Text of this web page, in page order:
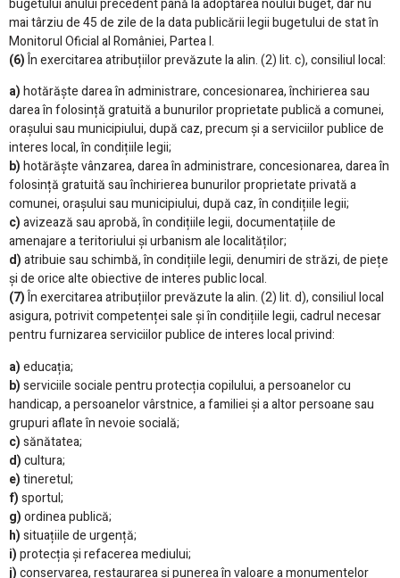
bugetului anului precedent până la adoptarea noului buget, dar nu
mai târziu de 45 de zile de la data publicării legii bugetului de stat în
Monitorul Oficial al României, Partea I.
(6)În exercitarea atribuțiilor prevăzute la alin. (2) lit. c), consiliul local:
a)hotărăște darea în administrare, concesionarea, închirierea sau
darea în folosință gratuită a bunurilor proprietate publică a comunei,
orașului sau municipiului, după caz, precum și a serviciilor publice de
interes local, în condițiile legii;
b)hotărăște vânzarea, darea în administrare, concesionarea, darea în
folosință gratuită sau închirierea bunurilor proprietate privată a
comunei, orașului sau municipiului, după caz, în condițiile legii;
c)avizează sau aprobă, în condițiile legii, documentațiile de
amenajare a teritoriului și urbanism ale localităților;
d)atribuie sau schimbă, în condițiile legii, denumiri de străzi, de piețe
și de orice alte obiective de interes public local.
(7)În exercitarea atribuțiilor prevăzute la alin. (2) lit. d), consiliul local
asigura, potrivit competenței sale și în condițiile legii, cadrul necesar
pentru furnizarea serviciilor publice de interes local privind:
a)educația;
b)serviciile sociale pentru protecția copilului, a persoanelor cu
handicap, a persoanelor vârstnice, a familiei și a altor persoane sau
grupuri aflate în nevoie socială;
c)sănătatea;
d)cultura;
e)tineretul;
f)sportul;
g)ordinea publică;
h)situațiile de urgență;
i)protecția și refacerea mediului;
j)conservarea, restaurarea și punerea în valoare a monumentelor